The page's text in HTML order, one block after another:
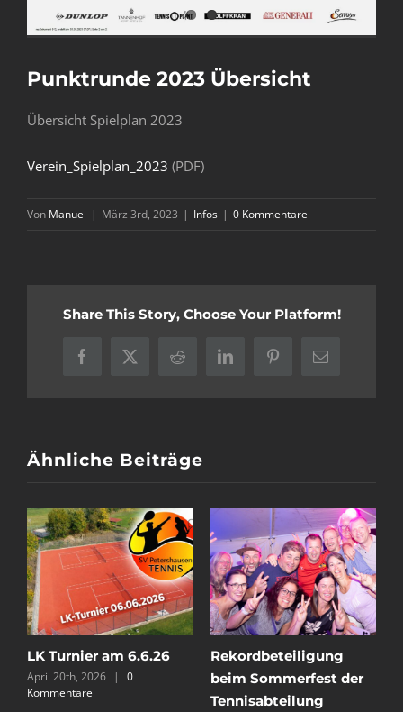
Punktrunde 2023 Übersicht
Übersicht Spielplan 2023
Verein_Spielplan_2023 (PDF)
Von Manuel | März 3rd, 2023 | Infos | 0 Kommentare
Share This Story, Choose Your Platform!
Facebook
X Reddit LinkedInPinterest
E-
Ähnliche Beiträge
LK Turnier am 6.6.26
April 20th, 2026 |
0
Kommentare
Rekordbeteiligung
beim Sommerfest der
Tennisabteilung